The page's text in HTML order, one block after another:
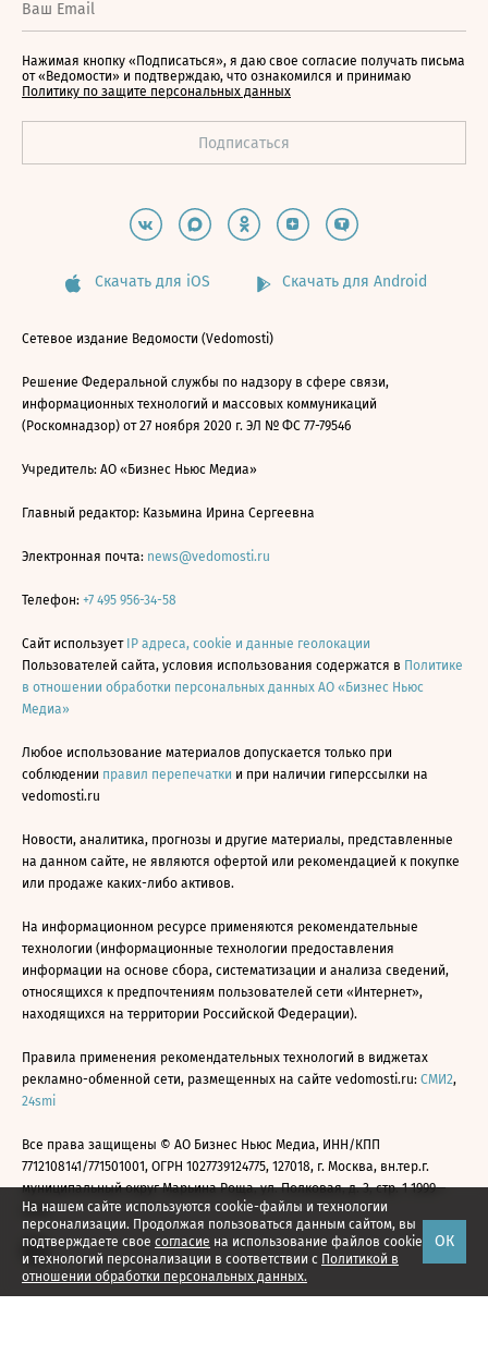
На нашем сайте используются cookie-файлы и технологии
персонализации. Продолжая пользоваться данным сайтом, вы
подтверждаете свое согласие на использование файлов cookie
и технологий персонализации в соответствии с Политикой в
отношении обработки персональных данных.
ОК
Нажимая кнопку «Подписаться», я даю свое согласие получать письма
от «Ведомости» и подтверждаю, что ознакомился и принимаю
Политику по защите персональных данных
Скачать для iOS Скачать для Android
Сетевое издание Ведомости (Vedomosti)
Решение Федеральной службы по надзору в сфере связи,
информационных технологий и массовых коммуникаций
(Роскомнадзор) от 27 ноября 2020 г. ЭЛ № ФС 77-79546
Учредитель: АО «Бизнес Ньюс Медиа»
Главный редактор: Казьмина Ирина Сергеевна
Электронная почта: news@vedomosti.ru
Телефон: +7 495 956-34-58
Сайт использует IP адреса, cookie и данные геолокации
Пользователей сайта, условия использования содержатся в Политике
в отношении обработки персональных данных АО «Бизнес Ньюс
Медиа»
Любое использование материалов допускается только при
соблюдении правил перепечатки и при наличии гиперссылки на
vedomosti.ru
Новости, аналитика, прогнозы и другие материалы, представленные
на данном сайте, не являются офертой или рекомендацией к покупке
или продаже каких-либо активов.
На информационном ресурсе применяются рекомендательные
технологии (информационные технологии предоставления
информации на основе сбора, систематизации и анализа сведений,
относящихся к предпочтениям пользователей сети «Интернет»,
находящихся на территории Российской Федерации).
Правила применения рекомендательных технологий в виджетах
рекламно-обменной сети, размещенных на сайте vedomosti.ru: СМИ2,
24smi
Все права защищены © АО Бизнес Ньюс Медиа, ИНН/КПП
7712108141/771501001, ОГРН 1027739124775, 127018, г. Москва, вн.тер.г.
муниципальный округ Марьина Роща, ул. Полковая, д. 3, стр. 1 1999—
2026